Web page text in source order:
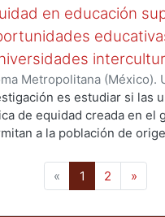
de la dimensión social a
para potenciar
de la capacidad
través de la interconexión
que implica - y el flujo
por la capacidad de
es que mientras más
de incrementar la
de relaciones
de interconexión no
en educación
Metropolitana (México).
, 2010)rivero
es estudiar si las
de equidad creada en el
a la población de
de los estudiantes de
de las
« 1 (current)
2 »